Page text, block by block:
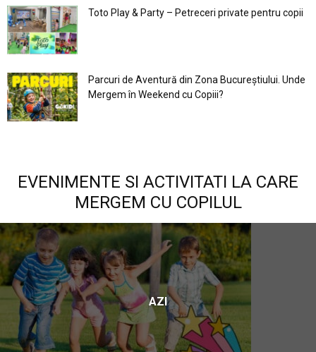
Toto Play & Party – Petreceri private pentru copii
Parcuri de Aventură din Zona Bucureştiului. Unde
Mergem în Weekend cu Copiii?
EVENIMENTE SI ACTIVITATI LA CARE
MERGEM CU COPILUL
AZI